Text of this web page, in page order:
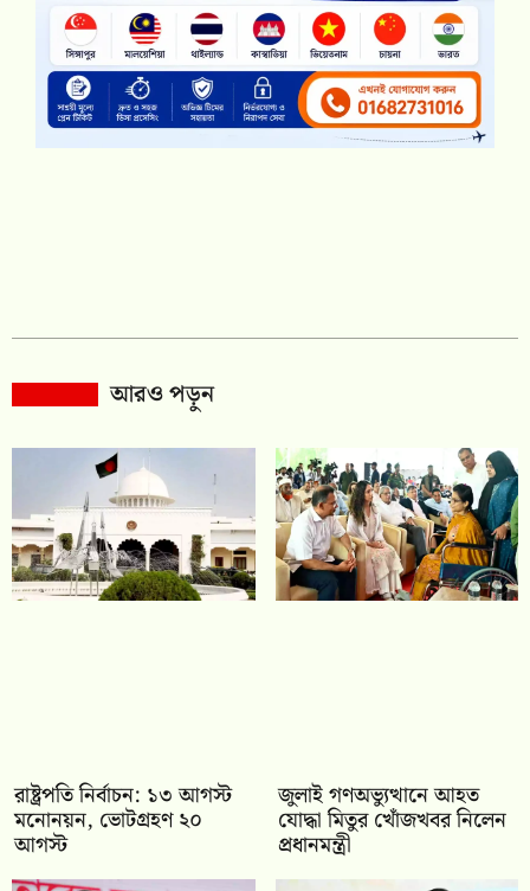
আরও পড়ুন
রাষ্ট্রপতি নির্বাচন: ১৩ আগস্ট
মনোনয়ন, ভোটগ্রহণ ২০
আগস্ট
জুলাই গণঅভ্যুত্থানে আহত
যোদ্ধা মিতুর খোঁজখবর নিলেন
প্রধানমন্ত্রী